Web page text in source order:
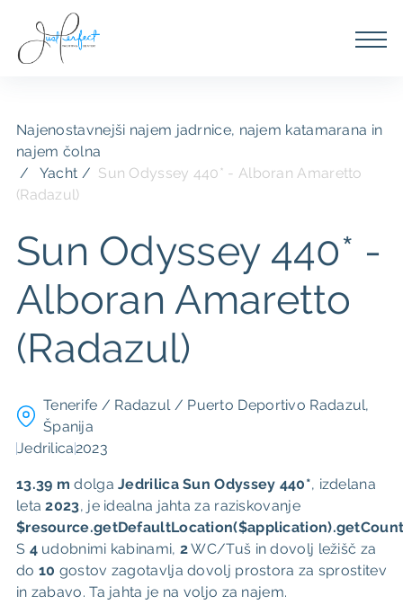
Najenostavnejši najem jadrnice, najem katamarana in
najem čolna
Yacht / Sun Odyssey 440* - Alboran Amaretto
(Radazul)
Sun Odyssey 440* -
Alboran Amaretto
(Radazul)
Tenerife / Radazul / Puerto Deportivo Radazul,
Španija
Jedrilica2023
13.39 m dolgaJedrilica Sun Odyssey 440*, ​​izdelana
leta2023, je idealna jahta za raziskovanje
S 4udobnimi kabinami, 2WC/Tuš in dovolj ležišč za
do 10 gostov zagotavlja dovolj prostora za sprostitev
in zabavo. Ta jahta je na voljo za najem.